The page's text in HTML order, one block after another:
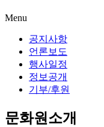
Menu
공지사항
언론보도
행사일정
정보공개
기부/후원
문화원소개